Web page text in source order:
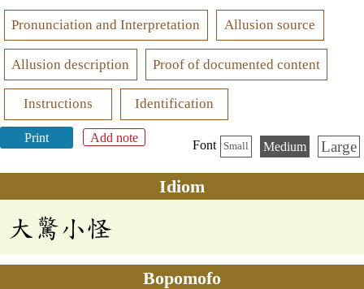
Pronunciation and Interpretation Allusion source
Allusion description Proof of documented content
Instructions Identification
Print Add note
Font Small Medium Large
Idiom
大驚小怪
Bopomofo